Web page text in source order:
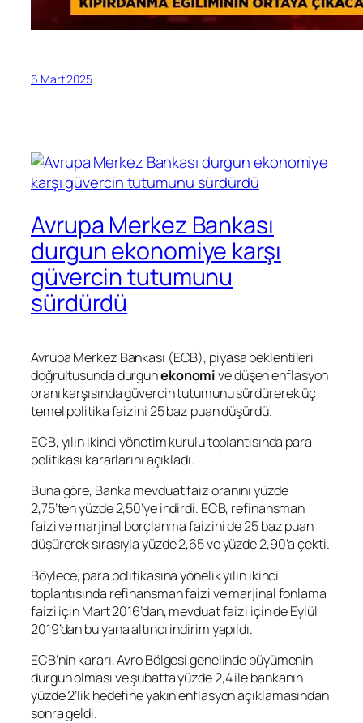
6 Mart 2025
Avrupa Merkez Bankası
durgun ekonomiye karşı
güvercin tutumunu
sürdürdü
Avrupa Merkez Bankası (ECB), piyasa beklentileri
doğrultusunda durgunekonomive düşen enflasyon
oranı karşısında güvercin tutumunu sürdürerek üç
temel politika faizini 25 baz puan düşürdü.
ECB, yılın ikinci yönetim kurulu toplantısında para
politikası kararlarını açıkladı.
Buna göre, Banka mevduat faiz oranını yüzde
2,75’ten yüzde 2,50’ye indirdi. ECB, refinansman
faizi ve marjinal borçlanma faizini de 25 baz puan
düşürerek sırasıyla yüzde 2,65 ve yüzde 2,90’a çekti.
Böylece, para politikasına yönelik yılın ikinci
toplantısında refinansman faizi ve marjinal fonlama
faizi için Mart 2016’dan, mevduat faizi için de Eylül
2019’dan bu yana altıncı indirim yapıldı.
ECB’nin kararı, Avro Bölgesi genelinde büyümenin
durgun olması ve şubatta yüzde 2,4 ile bankanın
yüzde 2’lik hedefine yakın enflasyon açıklamasından
sonra geldi.